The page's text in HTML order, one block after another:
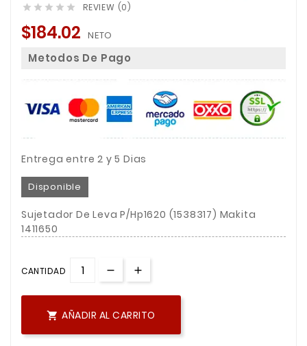
     REVIEW (0)
$184.02 NETO
Metodos De Pago
Entrega entre 2 y 5 Dias
Disponible
Sujetador De Leva P/Hp1620 (1538317) Makita
1411650
CANTIDAD
 AÑADIR AL CARRITO